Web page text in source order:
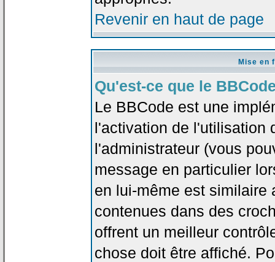
Revenir en haut de page
Mise en
Qu'est-ce que le
Le BBCode est une
l'activation de l'utilisation
l'administrateur (vous
message en particulier
en lui-même est similaire
contenues dans des
offrent un meilleur
chose doit être affiché.